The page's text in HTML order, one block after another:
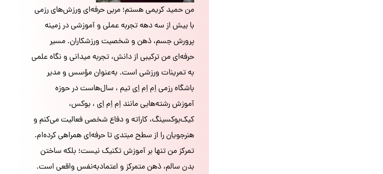
من حمید کریمی هستم؛ مربی حرفه‌ای ورزش‌های رزمی
با بیش از سه دهه تجربه عملی و آموزشی در زمینه
پرورش جسم، ذهن و شخصیت ورزشکاران. مسیر
حرفه‌ای من ترکیبی از دانش، تجربه میدانی و نگاه علمی
به تمرینات ورزشی است. به‌عنوان مؤسس و مدیر
باشگاه رزمی اِم اِم اِی تیم ، سال‌هاست در حوزه
آموزش رشته‌هایی مانند اِم اِم اِی ، بوکس،
کیک‌بوکسینگ، کاراته و دفاع شخصی فعالیت می‌کنم و
هنرجویان را از سطح مبتدی تا حرفه‌ای همراهی کرده‌ام.
تمرکز من تنها بر آموزش تکنیک نیست؛ بلکه ساختن
بدن سالم، ذهن متمرکز و اعتمادبه‌نفس واقعی است.